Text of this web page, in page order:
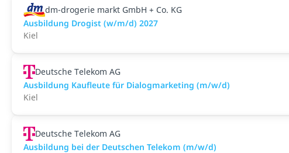
dm-drogerie markt GmbH + Co. KG
Ausbildung Drogist (w/m/d) 2027
Kiel
Deutsche Telekom AG
Ausbildung Kaufleute für Dialogmarketing (m/w/d)
Kiel
Deutsche Telekom AG
Ausbildung bei der Deutschen Telekom (m/w/d)